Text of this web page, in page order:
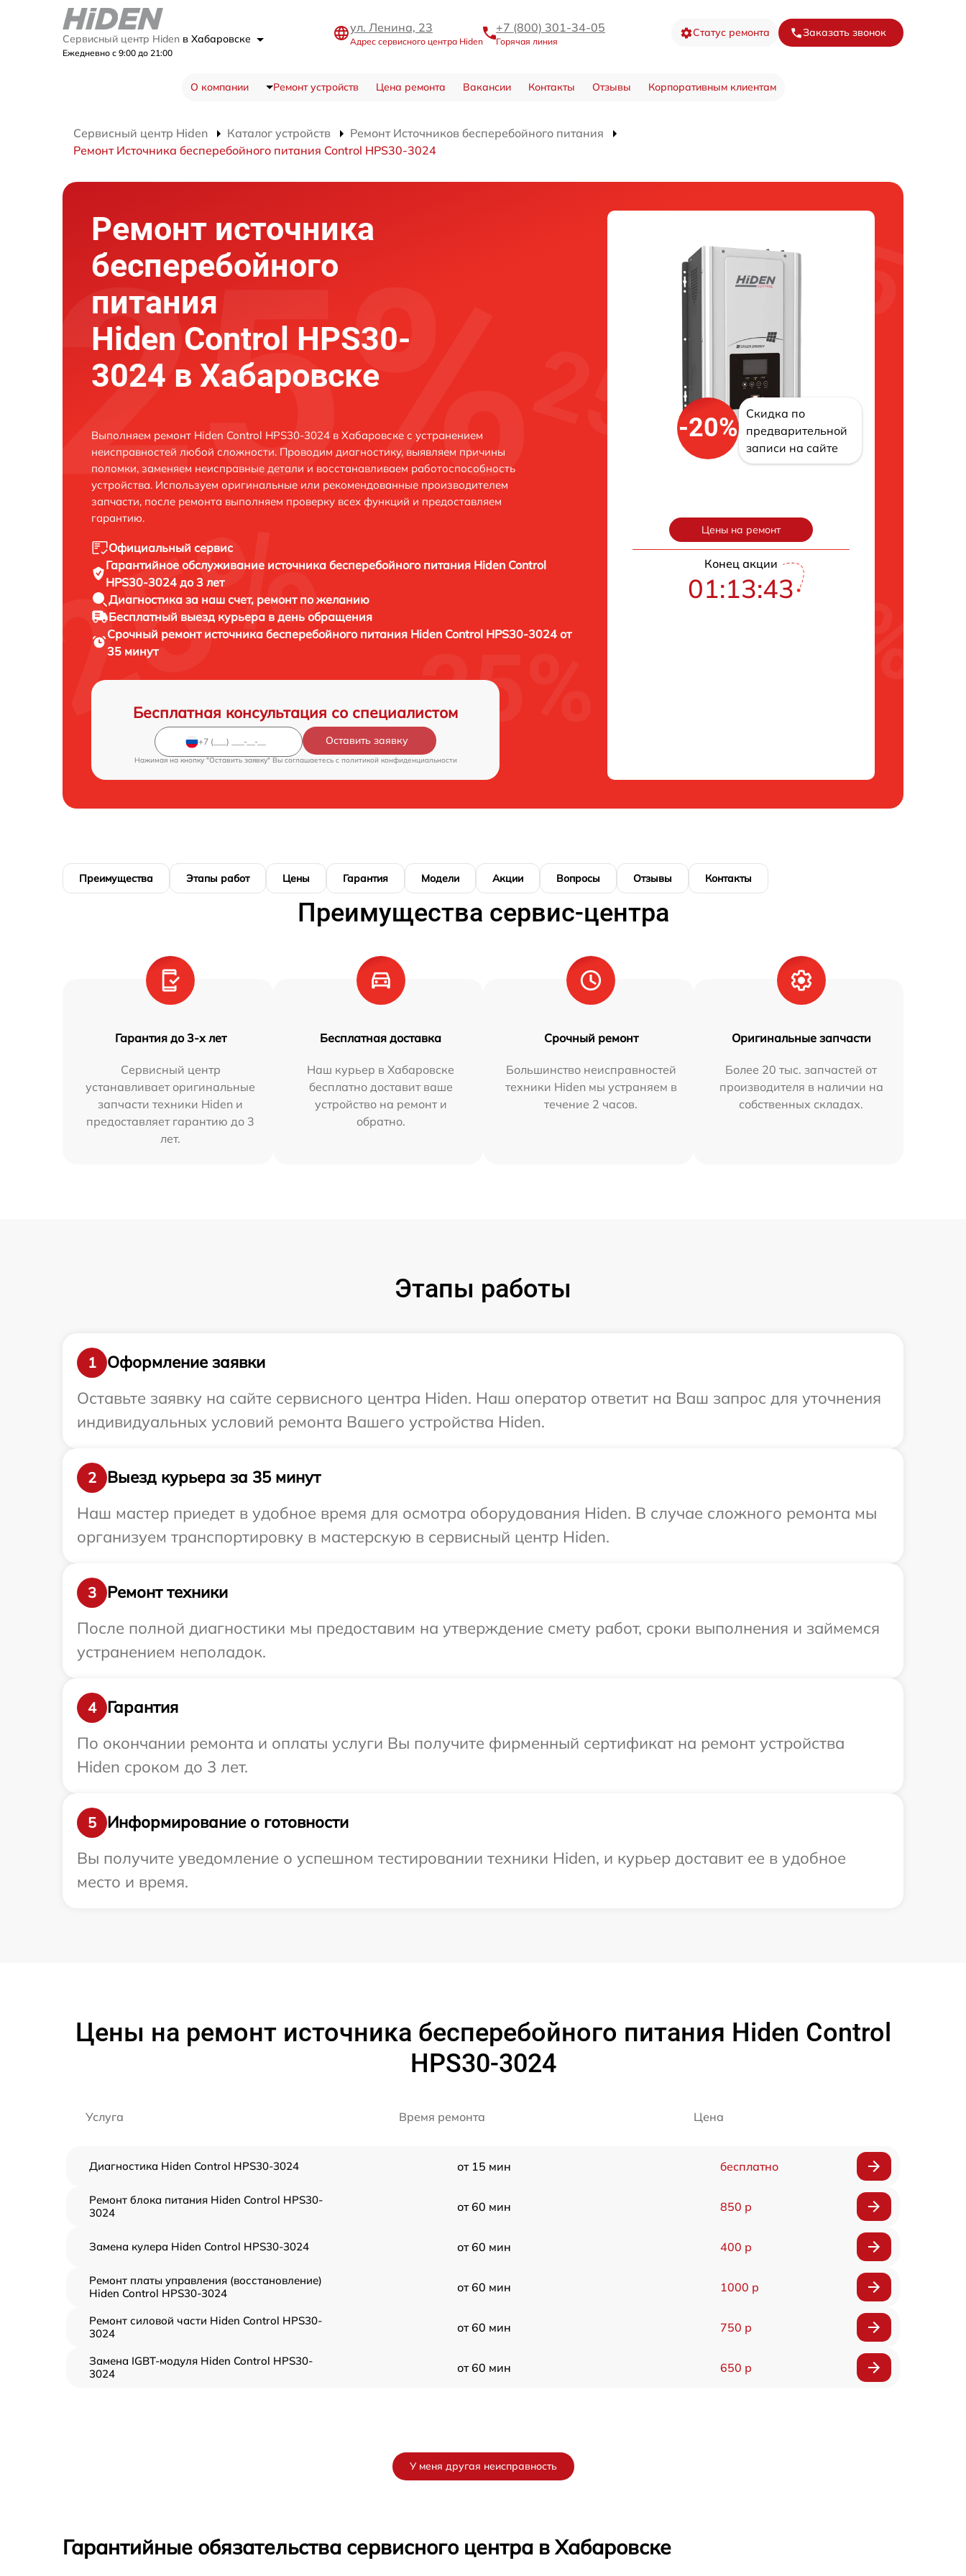
Сервисный центр Hiden в Хабаровске
Ежедневно с 9:00 до 21:00
ул. Ленина, 23
Адрес сервисного центра Hiden
+7 (800) 301-34-05
Горячая линия
Статус ремонта Заказать звонок
О компании Ремонт устройств Цена ремонта Вакансии Контакты Отзывы Корпоративным клиентам
Сервисный центр Hiden Каталог устройств
Ремонт Источников бесперебойного питания
Ремонт Источника бесперебойного питания Control HPS30-3024
Ремонт источника
бесперебойного
питания
Hiden Control HPS30-
3024 в Хабаровске
Выполняем ремонт Hiden Control HPS30-3024 в Хабаровске с устранением
неисправностей любой сложности. Проводим диагностику, выявляем причины
поломки, заменяем неисправные детали и восстанавливаем работоспособность
устройства. Используем оригинальные или рекомендованные производителем
запчасти, после ремонта выполняем проверку всех функций и предоставляем
гарантию.
Официальный сервис
Гарантийное обслуживание источника бесперебойного питания Hiden Control
HPS30-3024 до 3 лет
Диагностика за наш счет, ремонт по желанию
Бесплатный выезд курьера в день обращения
Срочный ремонт источника бесперебойного питания Hiden Control HPS30-3024 от
35 минут
Бесплатная консультация со специалистом
Оставить заявку
Нажимая на кнопку "Оставить заявку" Вы соглашаетесь c политикой конфиденциальности
-20%
Скидка по
предварительной
записи на сайте
Цены на ремонт
Конец акции
01:13:42
Преимущества Этапы работ Цены Гарантия Модели Акции Вопросы Отзывы Контакты
Преимущества сервис-центра
Гарантия до 3-х лет
Сервисный центр
устанавливает оригинальные
запчасти техники Hiden и
предоставляет гарантию до 3
лет.
Бесплатная доставка
Наш курьер в Хабаровске
бесплатно доставит ваше
устройство на ремонт и
обратно.
Срочный ремонт
Большинство неисправностей
техники Hiden мы устраняем в
течение 2 часов.
Оригинальные запчасти
Более 20 тыс. запчастей от
производителя в наличии на
собственных складах.
Этапы работы
1
Оформление заявки
Оставьте заявку на сайте сервисного центра Hiden. Наш оператор ответит на Ваш запрос для уточнения
индивидуальных условий ремонта Вашего устройства Hiden.
2
Выезд курьера за 35 минут
Наш мастер приедет в удобное время для осмотра оборудования Hiden. В случае сложного ремонта мы
организуем транспортировку в мастерскую в сервисный центр Hiden.
3
Ремонт техники
После полной диагностики мы предоставим на утверждение смету работ, сроки выполнения и займемся
устранением неполадок.
4
Гарантия
По окончании ремонта и оплаты услуги Вы получите фирменный сертификат на ремонт устройства
Hiden сроком до 3 лет.
5
Информирование о готовности
Вы получите уведомление о успешном тестировании техники Hiden, и курьер доставит ее в удобное
место и время.
Цены на ремонт источника бесперебойного питания Hiden Control
HPS30-3024
Услуга Время ремонта Цена
Диагностика Hiden Control HPS30-3024 от 15 мин бесплатно
Ремонт блока питания Hiden Control HPS30-
3024
от 60 мин 850 р
Замена кулера Hiden Control HPS30-3024 от 60 мин 400 р
Ремонт платы управления (восстановление)
Hiden Control HPS30-3024
от 60 мин 1000 р
Ремонт силовой части Hiden Control HPS30-
3024
от 60 мин 750 р
Замена IGBT-модуля Hiden Control HPS30-
3024
от 60 мин 650 р
У меня другая неисправность
Гарантийные обязательства сервисного центра в Хабаровске